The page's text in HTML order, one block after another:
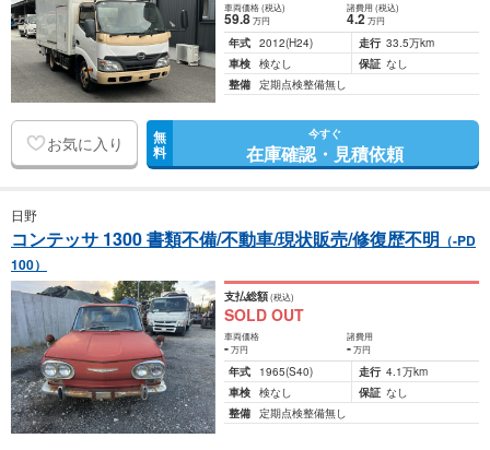
車両価格(税込)
59.8万円
諸費用 (税込)
4.2 万円
年式 2012(H24) 走行 33.5万km
車検 検なし 保証 なし
整備 定期点検整備無し
お気に入り 無
料
今すぐ
在庫確認・見積依頼
日野
コンテッサ 1300 書類不備/不動車/現状販売/修復歴不明 （-PD
100）
支払総額(税込)
SOLD OUT
車両価格
-万円
諸費用
- 万円
年式 1965(S40) 走行 4.1万km
車検 検なし 保証 なし
整備 定期点検整備無し